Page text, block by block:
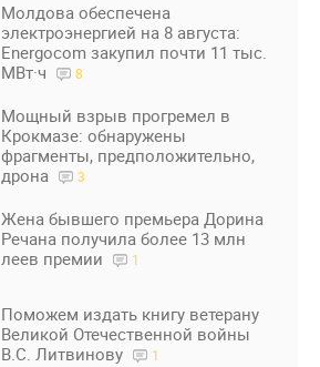
Молдова обеспечена
электроэнергией на 8 августа:
Energocom закупил почти 11 тыс.
МВт·ч
8
Мощный взрыв прогремел в
Крокмазе: обнаружены
фрагменты, предположительно,
дрона
3
Жена бывшего премьера Дорина
Речана получила более 13 млн
леев премии
1
Поможем издать книгу ветерану
Великой Отечественной войны
В.С. Литвинову
1